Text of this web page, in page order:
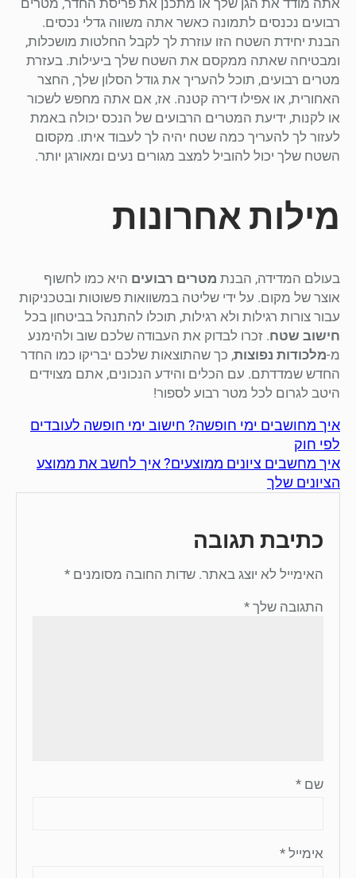
רבועים נכנסים לתמונה כאשר אתה משווה גדלי נכסים.
הבנת יחידת השטח הזו עוזרת לך לקבל החלטות מושכלות,
ומבטיחה שאתה ממקסם את השטח שלך ביעילות. בעזרת
מטרים רבועים, תוכל להעריך את גודל הסלון שלך, החצר
האחורית, או אפילו דירה קטנה. אז, אם אתה מחפש לשכור
או לקנות, ידיעת המטרים הרבועים של הנכס יכולה באמת
לעזור לך להעריך כמה שטח יהיה לך לעבוד איתו. מקסום
השטח שלך יכול להוביל למצב מגורים נעים ומאורגן יותר.
מילות אחרונות
בעולם המדידה, הבנת מטרים רבועים היא כמו לחשוף
אוצר של מקום. על ידי שליטה במשוואות פשוטות ובטכניקות
עבור צורות רגילות ולא רגילות, תוכלו להתנהל בביטחון בכל
חישוב שטח. זכרו לבדוק את העבודה שלכם שוב ולהימנע
מ-מלכודות נפוצות, כך שהתוצאות שלכם יבריקו כמו החדר
החדש שמדדתם. עם הכלים והידע הנכונים, אתם מצוידים
היטב לגרום לכל מטר רבוע לספור!
איך מחושבים ימי חופשה? חישוב ימי חופשה לעובדים
לפי חוק
איך מחשבים ציונים ממוצעים? איך לחשב את ממוצע
הציונים שלך
כתיבת תגובה
האימייל לא יוצג באתר. שדות החובה מסומנים *
התגובה שלך *
שם *
אימייל *